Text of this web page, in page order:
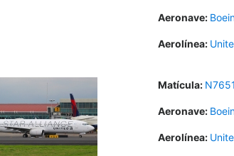
Aeronave:
Aerolínea:
Matícula:
Aeronave:
Aerolínea: